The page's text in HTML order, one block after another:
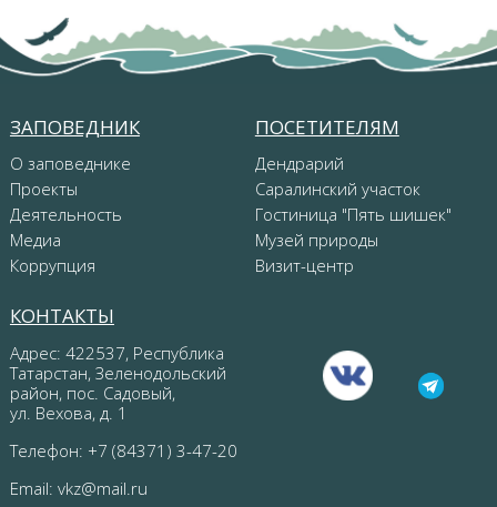
ЗАПОВЕДНИК
О заповеднике
Проекты
Деятельность
Медиа
Коррупция
ПОСЕТИТЕЛЯМ
Дендрарий
Саралинский участок
Гостиница "Пять шишек"
Музей природы
Визит-центр
КОНТАКТЫ
Адрес: 422537, Республика
Татарстан, Зеленодольский
район, пос. Садовый,
ул. Вехова, д. 1
Телефон: +7 (84371) 3-47-20
Email: vkz@mail.ru